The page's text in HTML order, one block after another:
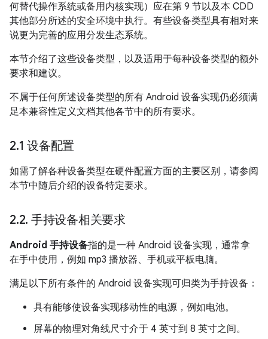
何替代操作系统或备用内核实现）应在第 9 节以及本 CDD
其他部分所述的安全环境中执行。有些设备类型具有相对来
说更为完善的应用分发生态系统。
本节介绍了这些设备类型，以及适用于每种设备类型的额外
要求和建议。
不属于任何所述设备类型的所有 Android 设备实现仍必须满
足本兼容性定义文档其他各节中的所有要求。
2.1 设备配置
如需了解各种设备类型在硬件配置方面的主要区别，请参阅
本节中随后介绍的设备特定要求。
2.2. 手持设备相关要求
Android 手持设备指的是一种 Android 设备实现，通常拿
在手中使用，例如 mp3 播放器、手机或平板电脑。
满足以下所有条件的 Android 设备实现可归类为手持设备：
具有能够使设备实现移动性的电源，例如电池。
屏幕的物理对角线尺寸介于 4 英寸到 8 英寸之间。